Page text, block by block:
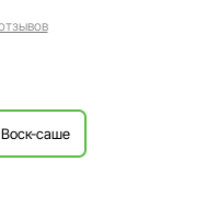
Воск-саше